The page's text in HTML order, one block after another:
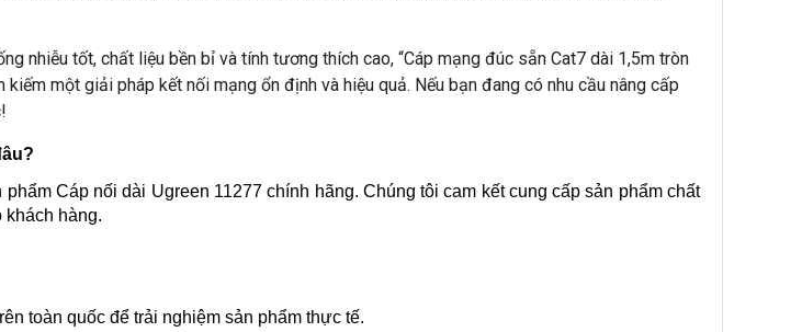
nhiễu tốt, chất liệu bền bỉ và tính tương thích cao, “Cáp mạng đúc sẵn Cat7 dài 1,5m tròn
một giải pháp kết nối mạng ổn định và hiệu quả. Nếu bạn đang có nhu cầu nâng cấp
Cáp nối dài Ugreen 11277 chính hãng. Chúng tôi cam kết cung cấp sản phẩm chất
khách hàng.
toàn quốc để trải nghiệm sản phẩm thực tế.